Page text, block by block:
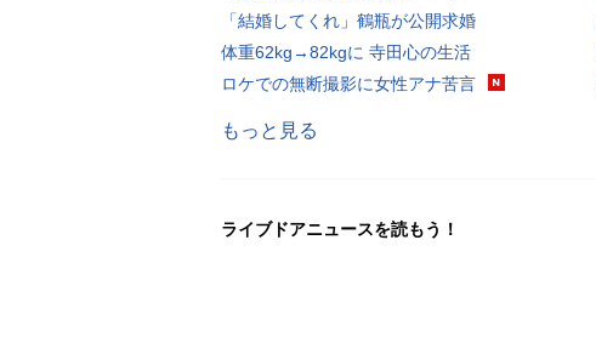
「結婚してくれ」鶴瓶が公開求婚
体重62kg→82kgに 寺田心の生活
ロケでの無断撮影に女性アナ苦言
もっと見る
ライブドアニュースを読もう！